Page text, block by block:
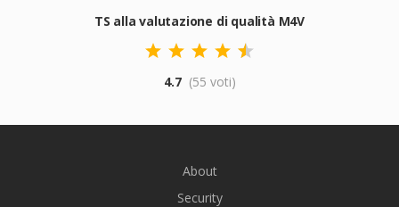
TS alla valutazione di qualità M4V
4.7 (55 voti)
About
Security